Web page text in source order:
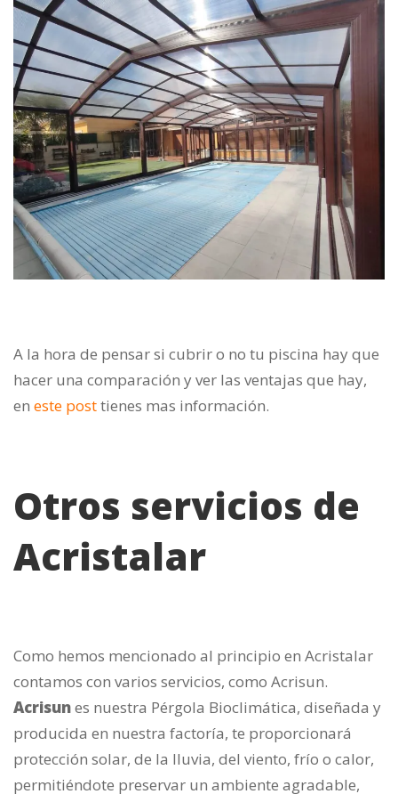
A la hora de pensar si cubrir o no tu piscina hay que
hacer una comparación y ver las ventajas que hay,
en este posttienes mas información.
Otros servicios de
Acristalar
Como hemos mencionado al principio en Acristalar
contamos con varios servicios, como Acrisun.
Acrisunes nuestra Pérgola Bioclimática, diseñada y
producida en nuestra factoría, te proporcionará
protección solar, de la lluvia, del viento, frío o calor,
permitiéndote preservar un ambiente agradable,